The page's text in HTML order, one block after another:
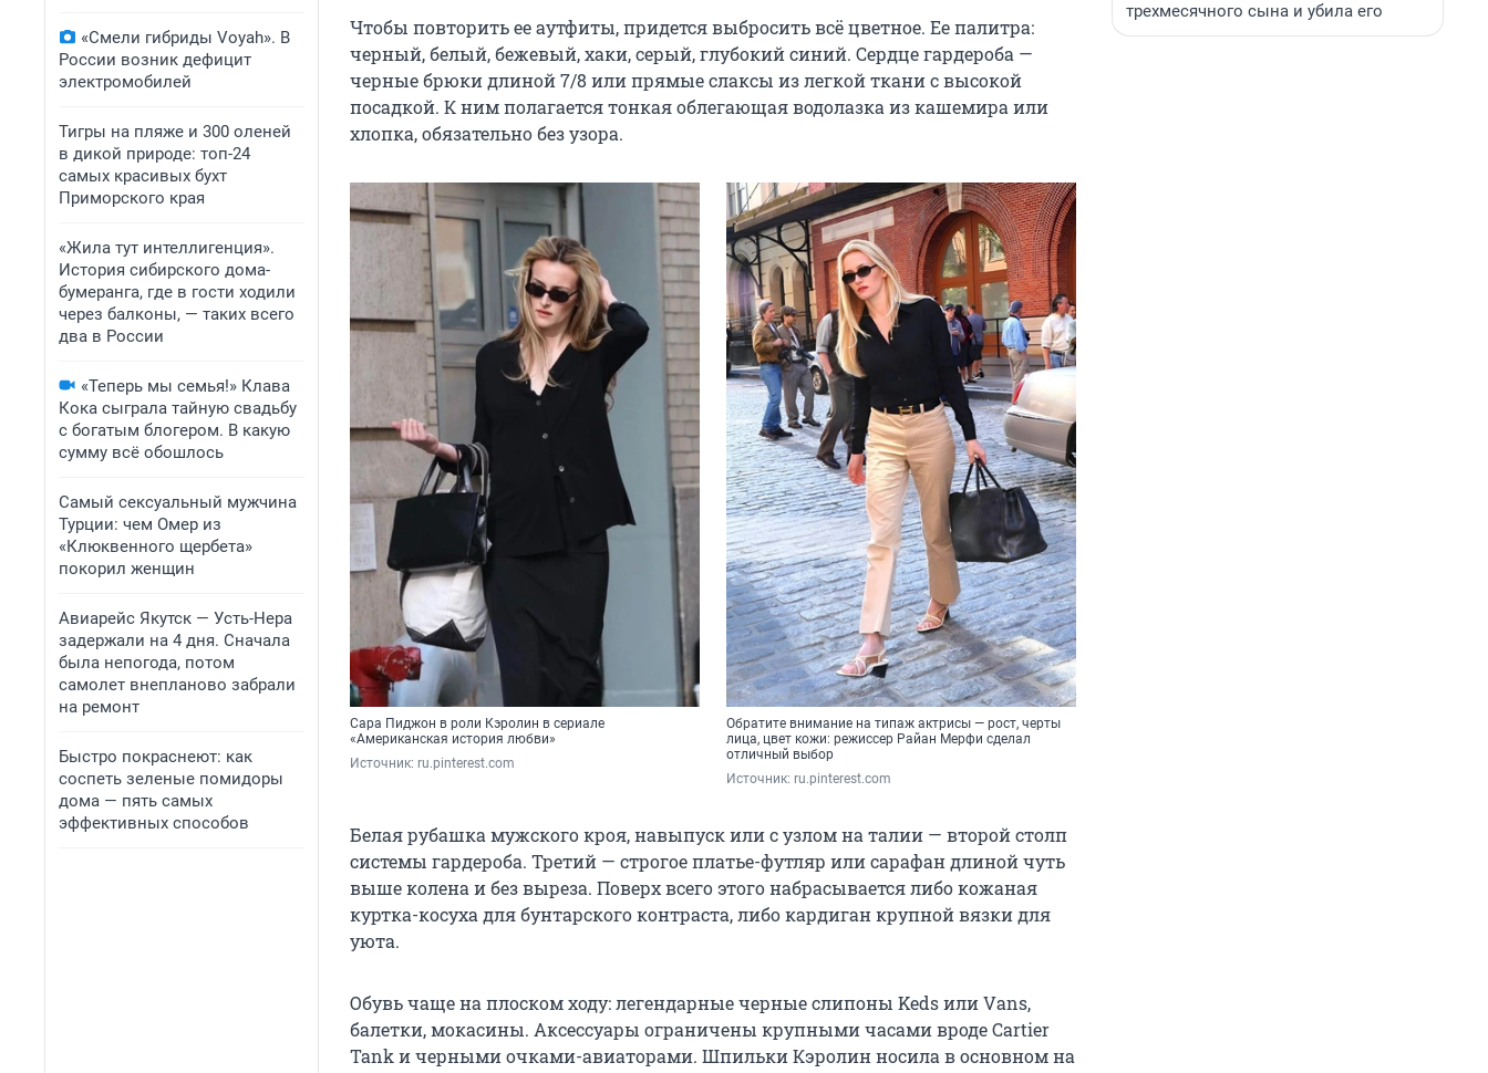
«Смели гибриды Voyah». В
России возник дефицит
электромобилей
Тигры на пляже и 300 оленей
в дикой природе: топ-24
самых красивых бухт
Приморского края
«Жила тут интеллигенция».
История сибирского дома-
бумеранга, где в гости ходили
через балконы, — таких всего
два в России
«Теперь мы семья!» Клава
Кока сыграла тайную свадьбу
с богатым блогером. В какую
сумму всё обошлось
Самый сексуальный мужчина
Турции: чем Омер из
«Клюквенного щербета»
покорил женщин
Авиарейс Якутск — Усть-Нера
задержали на 4 дня. Сначала
была непогода, потом
самолет внепланово забрали
на ремонт
Быстро покраснеют: как
соспеть зеленые помидоры
дома — пять самых
эффективных способов
Чтобы повторить ее аутфиты, придется выбросить всё цветное. Ее палитра:
черный, белый, бежевый, хаки, серый, глубокий синий. Сердце гардероба —
черные брюки длиной 7/8 или прямые слаксы из легкой ткани с высокой
посадкой. К ним полагается тонкая облегающая водолазка из кашемира или
хлопка, обязательно без узора.
Сара Пиджон в роли Кэролин в сериале
«Американская история любви»
Источник: ru.pinterest.com
Обратите внимание на типаж актрисы — рост, черты
лица, цвет кожи: режиссер Райан Мерфи сделал
отличный выбор
Источник: ru.pinterest.com
Белая рубашка мужского кроя, навыпуск или с узлом на талии — второй столп
системы гардероба. Третий — строгое платье-футляр или сарафан длиной чуть
выше колена и без выреза. Поверх всего этого набрасывается либо кожаная
куртка-косуха для бунтарского контраста, либо кардиган крупной вязки для
уюта.
Обувь чаще на плоском ходу: легендарные черные слипоны Keds или Vans,
балетки, мокасины. Аксессуары ограничены крупными часами вроде Cartier
Tank и черными очками-авиаторами. Шпильки Кэролин носила в основном на
трехмесячного сына и убила его